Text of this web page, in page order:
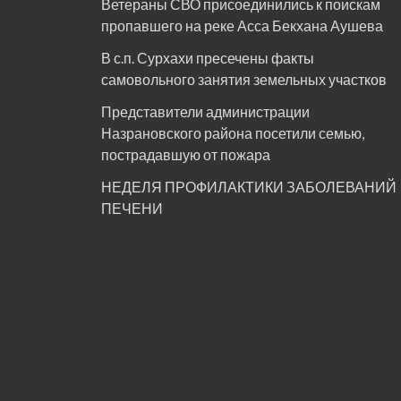
Ветераны СВО присоединились к поискам
пропавшего на реке Асса Бекхана Аушева
В с.п. Сурхахи пресечены факты
самовольного занятия земельных участков
Представители администрации
Назрановского района посетили семью,
пострадавшую от пожара
НЕДЕЛЯ ПРОФИЛАКТИКИ ЗАБОЛЕВАНИЙ
ПЕЧЕНИ